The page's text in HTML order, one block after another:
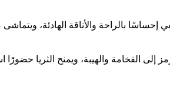
إحساسًا بالراحة والأناقة الهادئة، ويتماشى
إلى الفخامة والهيبة، ويمنح الثريا